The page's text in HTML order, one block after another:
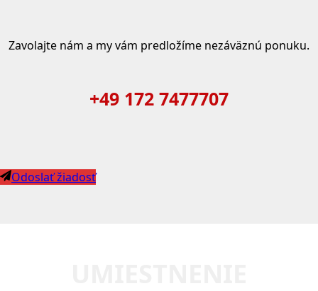
Zavolajte nám a my vám predložíme nezáväznú ponuku.
+49 172 7477707
Odoslať žiadosť